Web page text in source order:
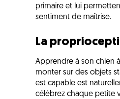
primaire et lui
sentiment de maîtrise.
La
Apprendre à son chien
monter sur des objets
est capable est
célébrez chaque petite